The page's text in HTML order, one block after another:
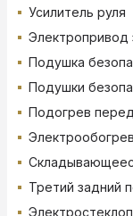
Усилитель руля
Электропривод
Подушка
Подушки
Подогрев
Третий задний